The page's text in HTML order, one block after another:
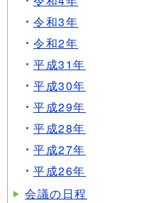
令和3年
令和2年
平成31年
平成30年
平成29年
平成28年
平成27年
平成26年
会議の日程